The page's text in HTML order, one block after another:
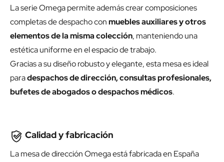
La serie Omega permite además crear composiciones
completas de despacho conmuebles auxiliares y otros
elementos de la misma colección, manteniendo una
estética uniforme en el espacio de trabajo.
Gracias a su diseño robusto y elegante, esta mesa es ideal
paradespachos de dirección, consultas profesionales,
bufetes de abogados o despachos médicos.
Calidad y fabricación
La mesa de dirección Omega está fabricada en España